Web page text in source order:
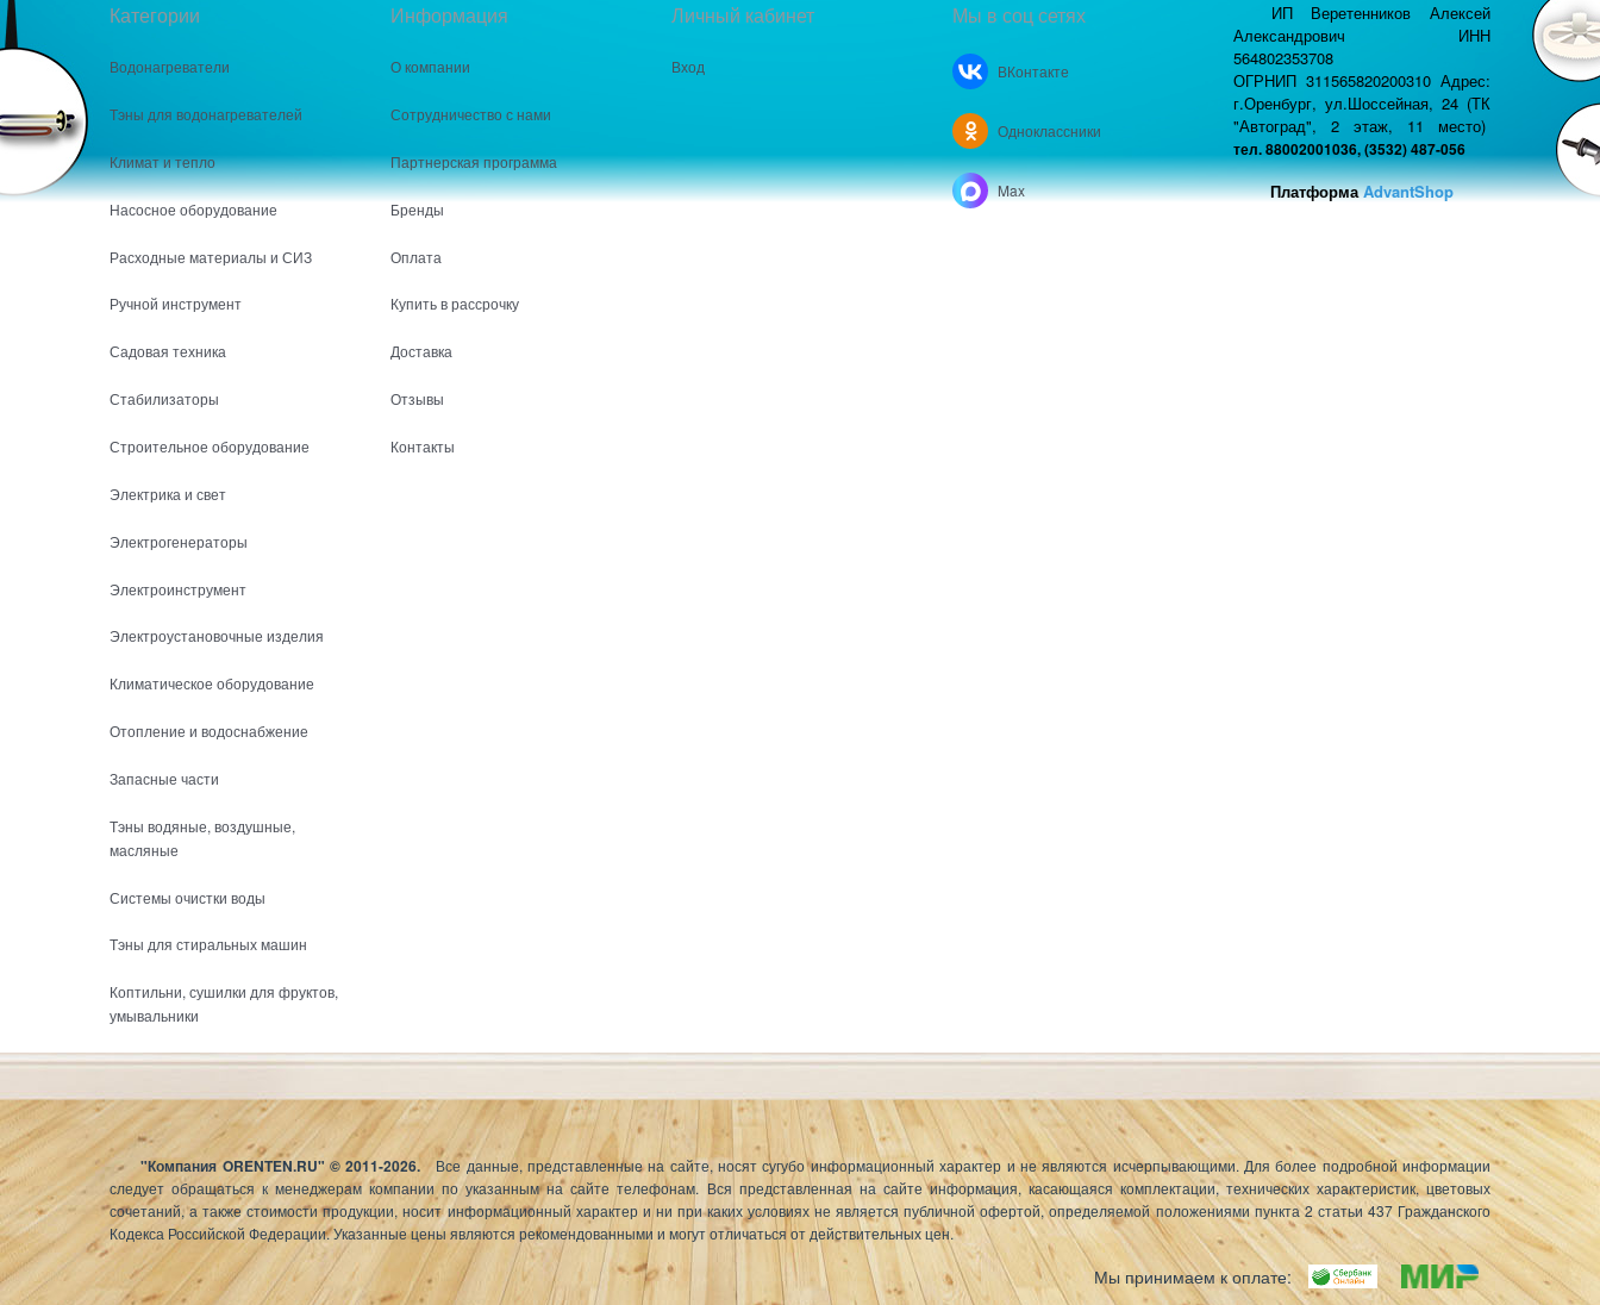
Категории
Водонагреватели
Тэны для водонагревателей
Климат и тепло
Насосное оборудование
Расходные материалы и СИЗ
Ручной инструмент
Садовая техника
Стабилизаторы
Строительное оборудование
Электрика и свет
Электрогенераторы
Электроинструмент
Электроустановочные изделия
Климатическое оборудование
Отопление и водоснабжение
Запасные части
Тэны водяные, воздушные,
масляные
Системы очистки воды
Тэны для стиральных машин
Коптильни, сушилки для фруктов,
умывальники
Информация
О компании
Сотрудничество с нами
Партнерская программа
Бренды
Оплата
Купить в рассрочку
Доставка
Отзывы
Контакты
Личный кабинет
Вход
Мы в соц сетях
ВКонтакте
Одноклассники
Max
ИП Веретенников Алексей
Александрович ИНН
564802353708
ОГРНИП 311565820200310 Адрес:
г.Оренбург, ул.Шоссейная, 24 (ТК
"Автоград", 2 этаж, 11 место)
тел. 88002001036, (3532) 487-056
ПлатформаAdvantShop
"Компания ORENTEN.RU" © 2011-2026. Все данные, представленные на сайте, носят сугубо информационный характер и не являются исчерпывающими. Для болееподробной информации
следует обращаться к менеджерам компании по указанным на сайте телефонам. Вся представленная на сайте информация, касающаяся комплектации, технических характеристик, цветовых
сочетаний, а также стоимости продукции, носит информационный характер и ни при каких условиях не является публичной офертой, определяемой положениями пункта 2 статьи 437 Гражданского
Кодекса Российской Федерации. Указанные цены являются рекомендованными и могут отличаться от действительных цен.
Мы принимаем к оплате: